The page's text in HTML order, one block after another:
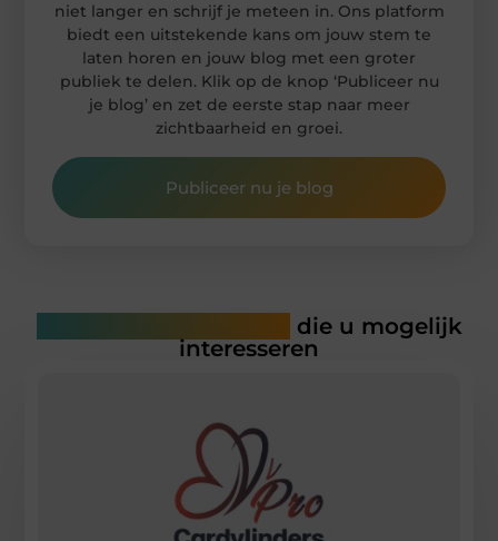
niet langer en schrijf je meteen in. Ons platform
biedt een uitstekende kans om jouw stem te
laten horen en jouw blog met een groter
publiek te delen. Klik op de knop ‘Publiceer nu
je blog’ en zet de eerste stap naar meer
zichtbaarheid en groei.
Publiceer nu je blog
die u mogelijk
interesseren